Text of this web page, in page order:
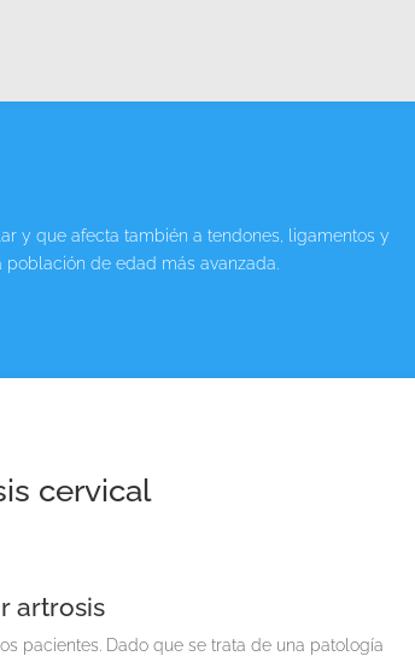
y que afecta también a tendones, ligamentos y
de edad más avanzada.
cervical
artrosis
pacientes. Dado que se trata de una patología